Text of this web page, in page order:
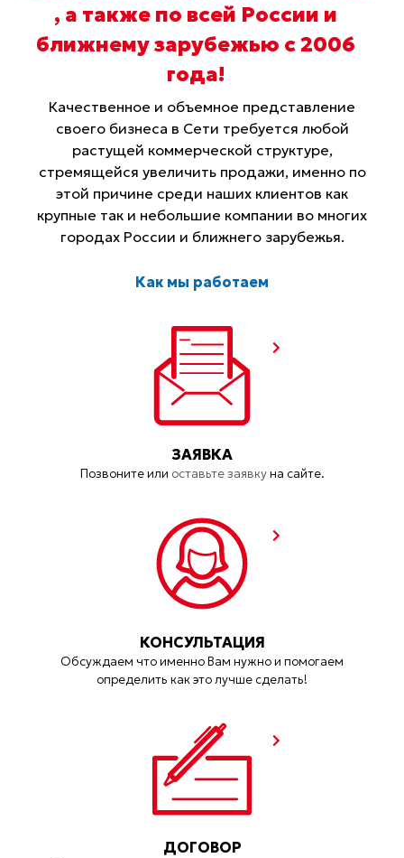
, а также по всей России и
ближнему зарубежью с 2006
года!
Качественное и объемное представление
своего бизнеса в Сети требуется любой
растущей коммерческой структуре,
стремящейся увеличить продажи, именно по
этой причине среди наших клиентов как
крупные так и небольшие компании во многих
городах России и ближнего зарубежья.
Как мы работаем
ЗАЯВКА
Позвоните или оставьте заявкуна сайте.
КОНСУЛЬТАЦИЯ
Обсуждаем что именно Вам нужно и помогаем
определить как это лучше сделать!
ДОГОВОР